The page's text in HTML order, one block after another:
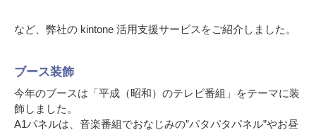
など、弊社の kintone 活用支援サービスをご紹介しました。
ブース装飾
今年のブースは「平成（昭和）のテレビ番組」をテーマに装
飾しました。
A1パネルは、音楽番組でおなじみの”パタパタパネル”やお昼